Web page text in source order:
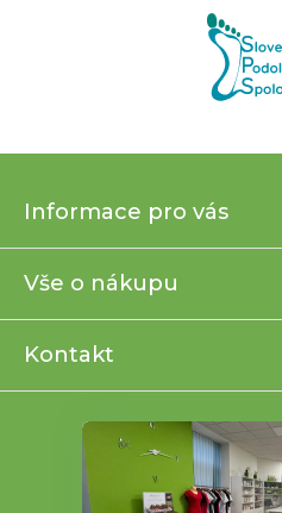
p
t
Informace pro vás
Vše o nákupu
Kontakt